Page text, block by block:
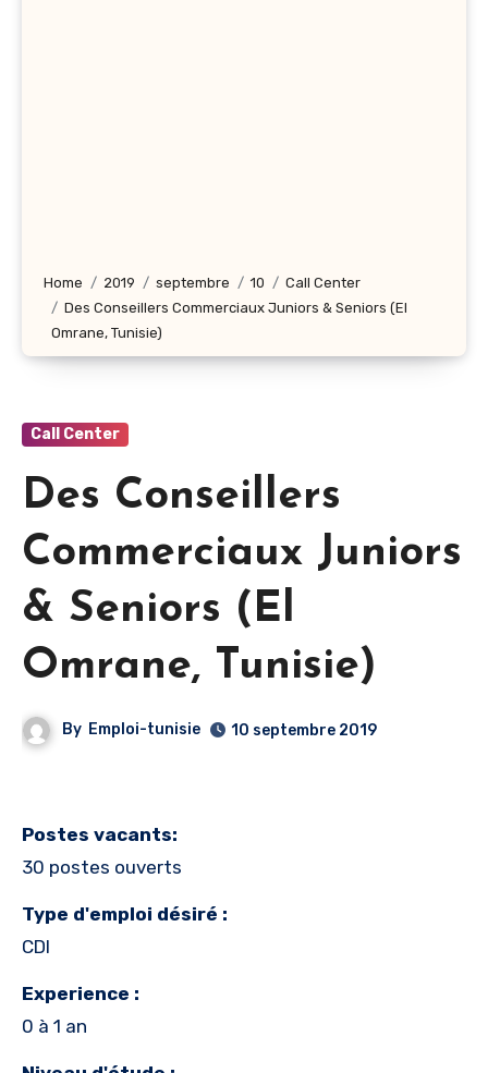
Home 2019 septembre 10
Call Center
Des Conseillers Commerciaux Juniors & Seniors (El
Omrane, Tunisie)
Call Center
Des Conseillers
Commerciaux Juniors
& Seniors (El
Omrane, Tunisie)
By Emploi-tunisie 10 septembre 2019
Postes vacants:
30 postes ouverts
Type d'emploi désiré :
CDI
Experience :
0 à 1 an